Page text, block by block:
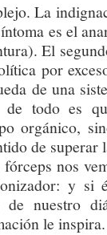
La
es el
El
por
de una
todo es
orgánico,
de
nos
y si
nuestro
le inspira.